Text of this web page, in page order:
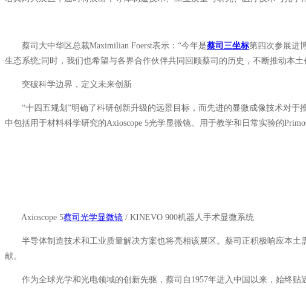
蔡司大中华区总裁Maximilian Foerst表示：“今年是蔡司三坐标第四次参展进
生态系统;同时，我们也希望与各界合作伙伴共同回顾蔡司的历史，不断推动本
突破科学边界，定义未来创新
“十四五规划”明确了科研创新升级的远景目标，而先进的显微成像技术对于
中包括用于材料科学研究的Axioscope 5光学显微镜、用于教学和日常实验的
Axioscope 5蔡司光学显微镜 / KINEVO 900机器人手术显微系统
半导体制造技术和工业质量解决方案也将亮相该展区。蔡司正积极响应本土
献。
作为全球光学和光电领域的创新先驱，蔡司自1957年进入中国以来，始终贴